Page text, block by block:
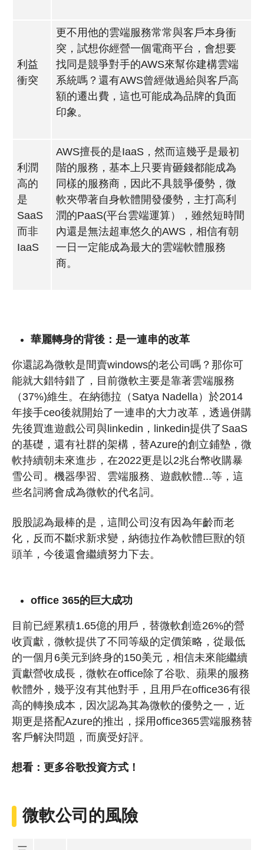
利益
衝突
更不用他的雲端服務常常與客戶本身衝
突，試想你經營一個電商平台，會想要
找同是競爭對手的AWS來幫你建構雲端
系統嗎？還有AWS曾經做過給與客戶高
額的遷出費，這也可能成為品牌的負面
印象。
利潤
高的
是
SaaS
而非
IaaS
AWS擅長的是IaaS，然而這幾乎是最初
階的服務，基本上只要肯砸錢都能成為
同樣的服務商，因此不具競爭優勢，微
軟夾帶著自身軟體開發優勢，主打高利
潤的PaaS(平台雲端運算），雖然短時間
內還是無法超車悠久的AWS，相信有朝
一日一定能成為最大的雲端軟體服務
商。
華麗轉身的背後：是一連串的改革
你還認為微軟是間賣windows的老公司嗎？那你可
能就大錯特錯了，目前微軟主要是靠著雲端服務
（37%)維生。在納德拉（Satya Nadella）於2014
年接手ceo後就開始了一連串的大力改革，透過併購
先後買進遊戲公司與linkedin，linkedin提供了SaaS
的基礎，還有社群的架構，替Azure的創立鋪墊，微
軟持續朝未來進步，在2022更是以2兆台幣收購暴
雪公司。機器學習、雲端服務、遊戲軟體...等，這
些名詞將會成為微軟的代名詞。
股股認為最棒的是，這間公司沒有因為年齡而老
化，反而不斷求新求變，納德拉作為軟體巨獸的領
頭羊，今後還會繼續努力下去。
office 365的巨大成功
目前已經累積1.65億的用戶，替微軟創造26%的營
收貢獻，微軟提供了不同等級的定價策略，從最低
的一個月6美元到終身的150美元，相信未來能繼續
貢獻營收成長，微軟在office除了谷歌、蘋果的服務
軟體外，幾乎沒有其他對手，且用戶在office36有很
高的轉換成本，因次認為其為微軟的優勢之一，近
期更是搭配Azure的推出，採用office365雲端服務替
客戶解決問題，而廣受好評。
想看：更多谷歌投資方式！
微軟公司的風險